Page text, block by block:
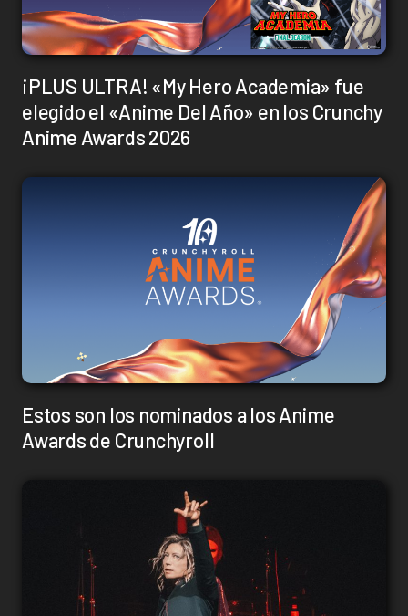
¡PLUS ULTRA! «My Hero Academia» fue
elegido el «Anime Del Año» en los Crunchy
Anime Awards 2026
Estos son los nominados a los Anime
Awards de Crunchyroll